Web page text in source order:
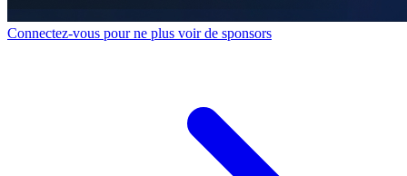
Connectez-vous pour ne plus voir de sponsors